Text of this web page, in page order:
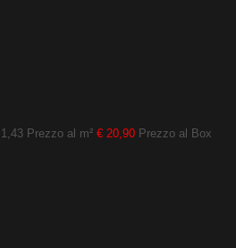
Prezzo al m² € 20,90 Prezzo al Box